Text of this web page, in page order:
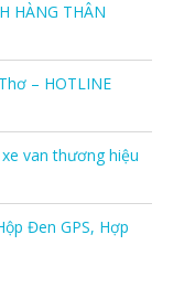
HÀNG THÂN
– HOTLINE
van thương hiệu
Đen GPS, Hợp